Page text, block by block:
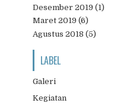
Desember 2019 (1)
Maret 2019 (6)
Agustus 2018 (5)
LABEL
Galeri
Kegiatan